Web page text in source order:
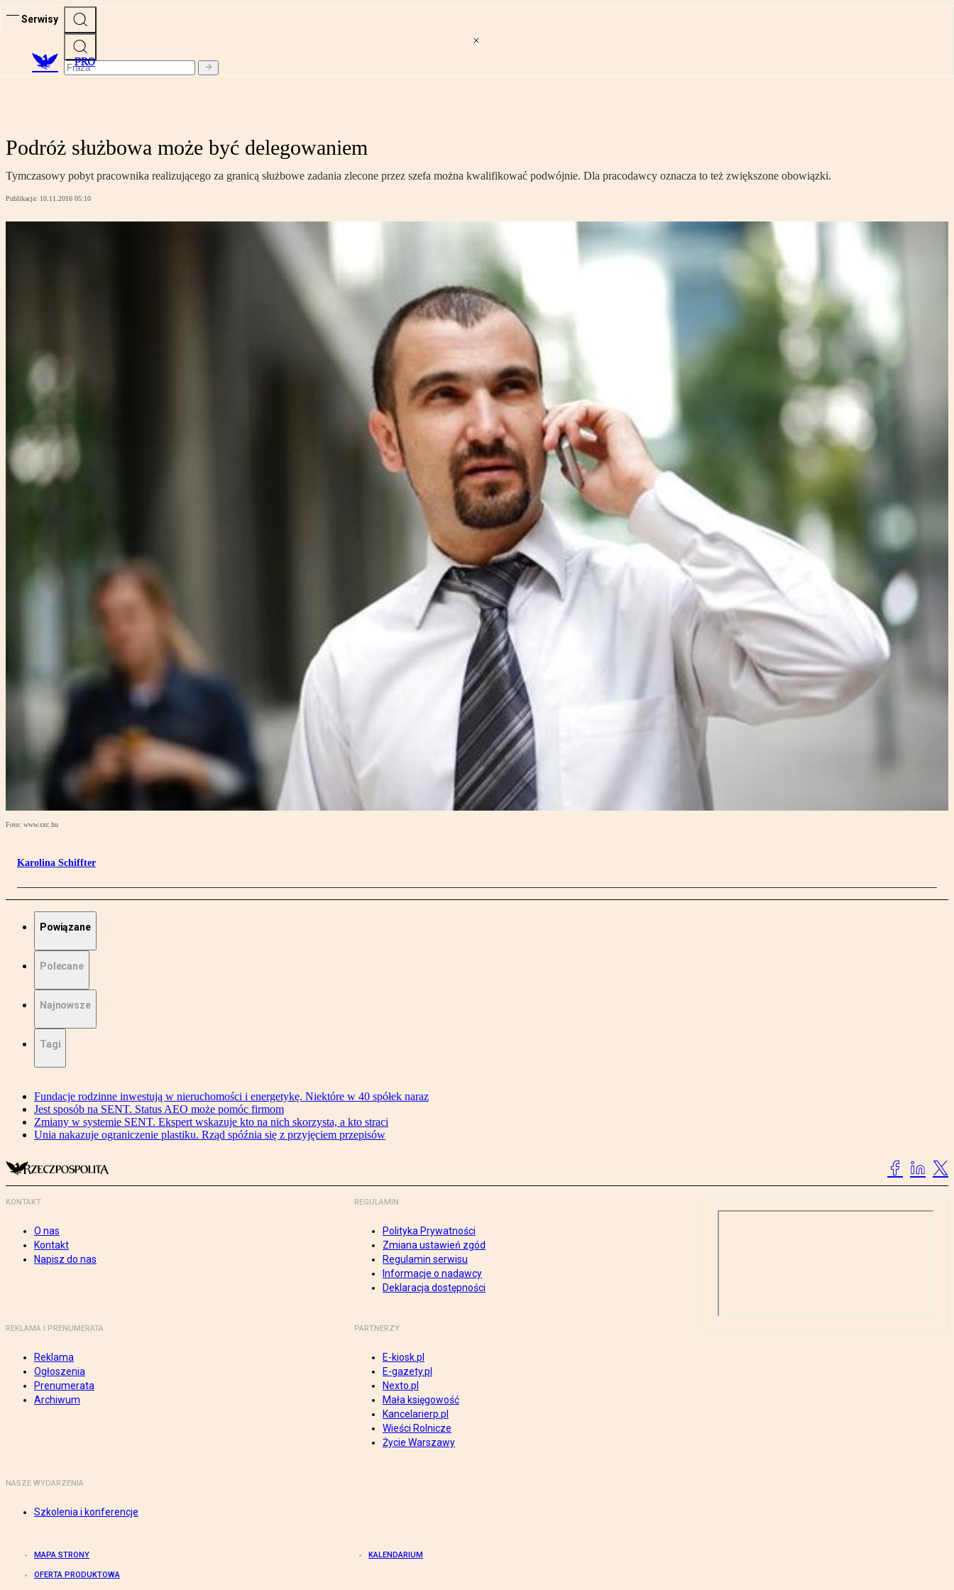
Serwisy
PRO
Podróż służbowa może być delegowaniem
Tymczasowy pobyt pracownika realizującego za granicą służbowe zadania zlecone przez szefa można kwalifikować podwójnie. Dla pracodawcy oznacza to też zwiększone obowiązki.
Publikacja: 10.11.2016 05:10
Foto: www.sxc.hu
Karolina Schiffter
Powiązane
Polecane
Najnowsze
Tagi
Fundacje rodzinne inwestują w nieruchomości i energetykę. Niektóre w 40 spółek naraz
Jest sposób na SENT. Status AEO może pomóc firmom
Zmiany w systemie SENT. Ekspert wskazuje kto na nich skorzysta, a kto straci
Unia nakazuje ograniczenie plastiku. Rząd spóźnia się z przyjęciem przepisów
KONTAKT
O nas
Kontakt
Napisz do nas
REGULAMIN
Polityka Prywatności
Zmiana ustawień zgód
Regulamin serwisu
Informacje o nadawcy
Deklaracja dostępności
REKLAMA I PRENUMERATA
Reklama
Ogłoszenia
Prenumerata
Archiwum
PARTNERZY
E-kiosk.pl
E-gazety.pl
Nexto.pl
Mała księgowość
Kancelarierp.pl
Wieści Rolnicze
Życie Warszawy
NASZE WYDARZENIA
Szkolenia i konferencje
MAPA STRONY KALENDARIUM
OFERTA PRODUKTOWA